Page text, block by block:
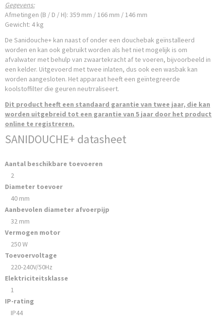
Gegevens:
Afmetingen (B / D / H): 359 mm / 166 mm / 146 mm
Gewicht: 4 kg
De Sanidouche+ kan naast of onder een douchebak geïnstalleerd
worden en kan ook gebruikt worden als het niet mogelijk is om
afvalwater met behulp van zwaartekracht af te voeren, bijvoorbeeld in
een kelder. Uitgevoerd met twee inlaten, dus ook een wasbak kan
worden aangesloten. Het apparaat heeft een geïntegreerde
koolstoffilter die geuren neutrraliseert.
Dit product heeft een standaard garantie van twee jaar, die kan
worden uitgebreid tot een garantie van 5 jaar door het product
online te registreren.
SANIDOUCHE+ datasheet
Aantal beschikbare toevoeren
2
Diameter toevoer
40 mm
Aanbevolen diameter afvoerpijp
32 mm
Vermogen motor
250 W
Toevoervoltage
220-240V/50Hz
Elektriciteitsklasse
1
IP-rating
IP44